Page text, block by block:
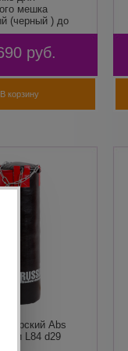
мешка
(черный ) до
51см
руб.
В корзину
Abs
L84 d29